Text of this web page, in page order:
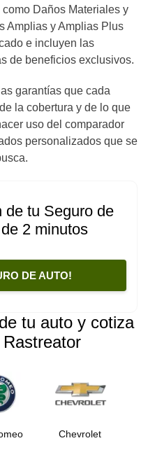
Daños Materiales y
Amplias y Amplias Plus
e incluyen las
de beneficios exclusivos.
garantías que cada
la cobertura y de lo que
uso del comparador
personalizados que se
de tu Seguro de
2 minutos
DE AUTO!
tu auto y cotiza
Chevrolet